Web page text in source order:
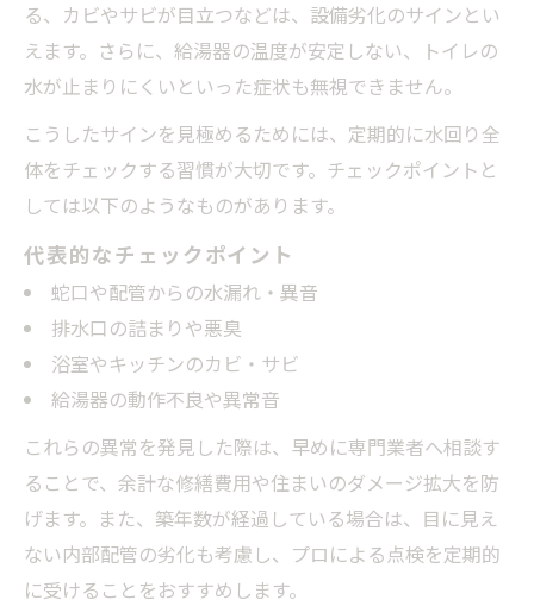
タイミングを逃さないための定期点検の重
要性
マンション水回りの最適タイミング解説
マンション特有の水回り交換タイミングと
は
水回りリフォーム何年目が最適なタイミン
配管や構造を考慮した交換タイミングのポ
イント
管理規約に合わせたリフォームタイミング
の選び方
マンション水回り寿命と交換の最適タイミ
補助金活用で水回り交換費用を抑える方法
補助金を活かした水回り交換のタイミング
戦略
る、カビやサビが目立つなどは、設備劣化のサインとい
えます。さらに、給湯器の温度が安定しない、トイレの
水が止まりにくいといった症状も無視できません。
こうしたサインを見極めるためには、定期的に水回り全
体をチェックする習慣が大切です。チェックポイントと
しては以下のようなものがあります。
代表的なチェックポイント
蛇口や配管からの水漏れ・異音
排水口の詰まりや悪臭
浴室やキッチンのカビ・サビ
給湯器の動作不良や異常音
これらの異常を発見した際は、早めに専門業者へ相談す
ることで、余計な修繕費用や住まいのダメージ拡大を防
げます。また、築年数が経過している場合は、目に見え
ない内部配管の劣化も考慮し、プロによる点検を定期的
に受けることをおすすめします。